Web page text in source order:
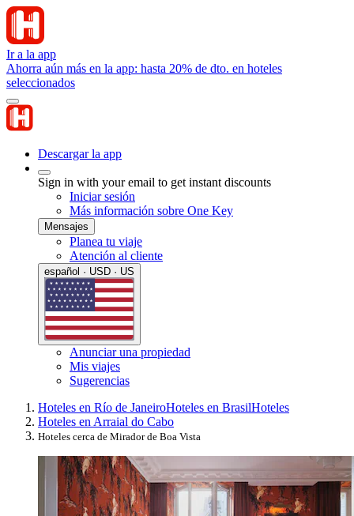
Ir a la app
Ahorra aún más en la app: hasta 20% de dto. en hoteles
seleccionados
Descargar la app
Sign in with your email to get instant discounts
Iniciar sesión
Más información sobre One Key
Mensajes
Planea tu viaje
Atención al cliente
español · USD · US
Anunciar una propiedad
Mis viajes
Sugerencias
Hoteles en Río de JaneiroHoteles en BrasilHoteles
Hoteles en Arraial do Cabo
Hoteles cerca de Mirador de Boa Vista